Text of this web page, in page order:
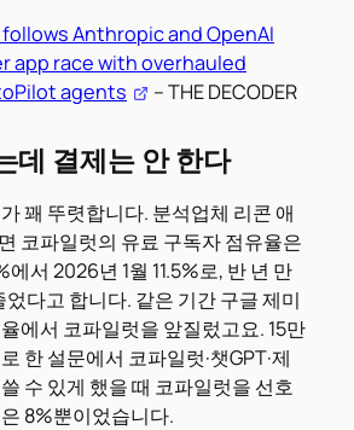
Anthropic and OpenAI
app race with overhauled
agents
– THE DECODER
데 결제는 안 한다
꽤 뚜렷합니다. 분석업체 리콘 애
코파일럿의 유료 구독자 점유율은
에서 2026년 1월 11.5%로, 반 년 만
다고 합니다. 같은 기간 구글 제미
에서 코파일럿을 앞질렀고요. 15만
한 설문에서 코파일럿·챗GPT·제
수 있게 했을 때 코파일럿을 선호
8%뿐이었습니다.